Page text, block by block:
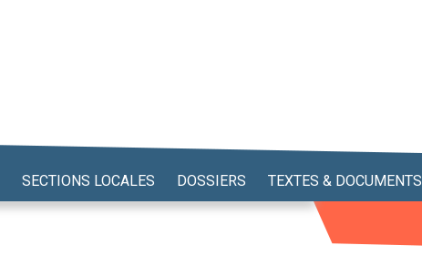
SECTIONS LOCALES DOSSIERS TEXTES & DOCUMENTS